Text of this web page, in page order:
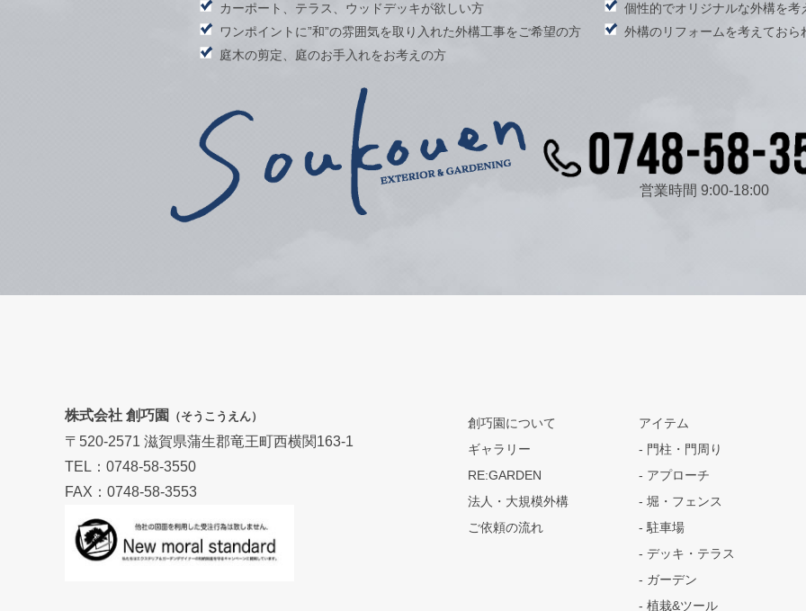
カーポート、テラス、ウッドデッキが欲しい方
個性的でオリジナルな外構を考
ワンポイントに”和”の雰囲気を取り入れた外構工事をご希望の方
外構のリフォームを考えておら
庭木の剪定、庭のお手入れをお考えの方
営業時間 9:00-18:00
株式会社 創巧園 （そうこうえん）
〒520-2571 滋賀県蒲生郡竜王町西横関163-1
TEL：0748-58-3550
FAX：0748-58-3553
創巧園について
ギャラリー
RE:GARDEN
法人・大規模外構
ご依頼の流れ
アイテム
門柱・門周り
アプローチ
堀・フェンス
駐車場
デッキ・テラス
ガーデン
植栽&ツール